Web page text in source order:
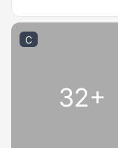
C
32+